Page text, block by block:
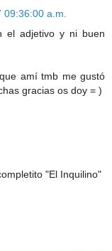
a.m.
el adjetivo y ni buen
amí tmb me gustó
gracias os doy = )
"El Inquilino"